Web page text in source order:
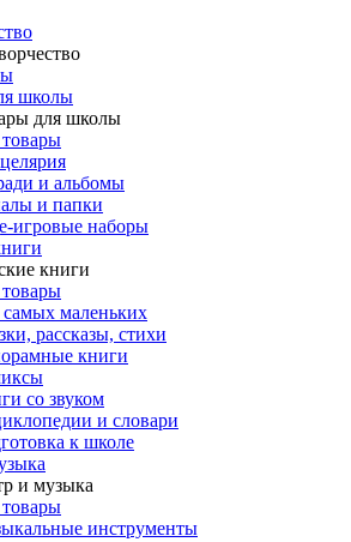
школы
для школы
и альбомы
и папки
игровые наборы
книги
маленьких
рассказы, стихи
книги
со звуком
и словари
к школе
и музыка
инструменты